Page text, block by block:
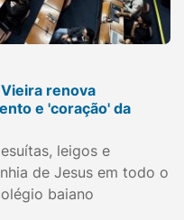
Vieira renova
e 'coração' da
leigos e
de Jesus em todo o
baiano